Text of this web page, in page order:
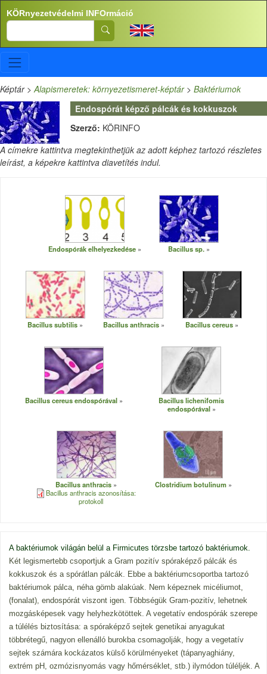
Ugrás a tartalomra
KÖRnyezetvédelmi INFOrmáció
Search
Képtár>Alapismeretek: környezetismeret-képtár> Baktériumok
Endospórát képző pálcák és kokkuszok
Szerző: KÖRINFO
A címekre kattintva megtekinthetjük az adott képhez tartozó részletes
leírást, a képekre kattintva diavetítés indul.
Endospórák elhelyezkedése Bacillus sp.
Bacillus subtilis Bacillus anthracis Bacillus cereus
Bacillus cereus endospórával
Bacillus lichenifomis
endospórával
Bacillus anthracis
Bacillus anthracis azonosítása:
protokoll
Clostridium botulinum
A baktériumok világán belül a Firmicutes törzsbe tartozó baktériumok.
Két legismertebb csoportjuk a Gram pozitív spóraképző pálcák és
kokkuszok és a spórátlan pálcák. Ebbe a baktériumcsoportba tartozó
baktériumok pálca, néha gömb alakúak. Nem képeznek micéliumot,
(fonalat), endospórát viszont igen. Többségük Gram-pozitív, lehetnek
mozgásképesek vagy helyhezkötöttek. A vegetatív endospórák szerepe
a túlélés biztosítása: a spóraképző sejtek genetikai anyagukat
többrétegű, nagyon ellenálló burokba csomagolják, hogy a vegetatív
sejtek számára kockázatos külső körülményeket (tápanyaghiány,
extrém pH, ozmózisnyomás vagy hőmérséklet, stb.) ilymódon túléljék. A